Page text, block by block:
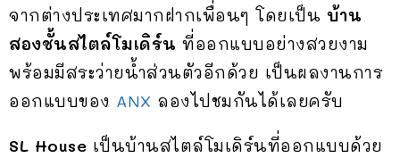
จากต่างประเทศมากฝากเพื่อนๆ โดยเป็น บ้าน
สองชั้นสไตล์โมเดิร์น ที่ออกแบบอย่างสวยงาม
พร้อมมีสระว่ายน้ำส่วนตัวอีกด้วย เป็นผลงานการ
ออกแบบของ ANX ลองไปชมกันได้เลยครับ
SL House เป็นบ้านสไตล์โมเดิร์นที่ออกแบบด้วย